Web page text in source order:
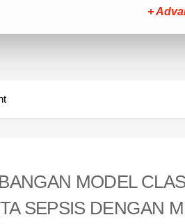
+
MODEL
SEPSIS DENGAN